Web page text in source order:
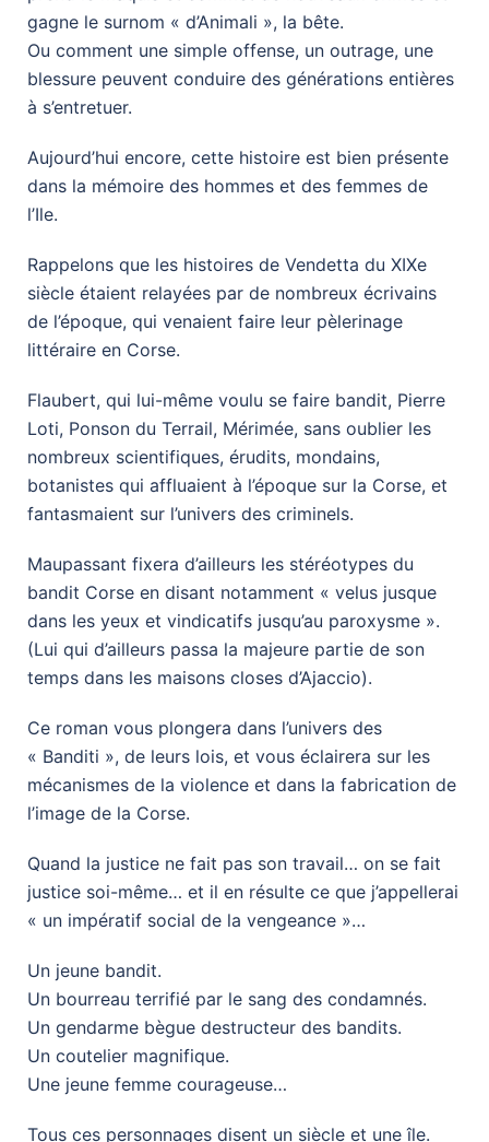
gagne le surnom « d’Animali », la bête.
Ou comment une simple offense, un outrage, une
blessure peuvent conduire des générations entières
à s’entretuer.
Aujourd’hui encore, cette histoire est bien présente
dans la mémoire des hommes et des femmes de
l’Ile.
Rappelons que les histoires de Vendetta du XIXe
siècle étaient relayées par de nombreux écrivains
de l’époque, qui venaient faire leur pèlerinage
littéraire en Corse.
Flaubert, qui lui-même voulu se faire bandit, Pierre
Loti, Ponson du Terrail, Mérimée, sans oublier les
nombreux scientifiques, érudits, mondains,
botanistes qui affluaient à l’époque sur la Corse, et
fantasmaient sur l’univers des criminels.
Maupassant fixera d’ailleurs les stéréotypes du
bandit Corse en disant notamment « velus jusque
dans les yeux et vindicatifs jusqu’au paroxysme ».
(Lui qui d’ailleurs passa la majeure partie de son
temps dans les maisons closes d’Ajaccio).
Ce roman vous plongera dans l’univers des
« Banditi », de leurs lois, et vous éclairera sur les
mécanismes de la violence et dans la fabrication de
l’image de la Corse.
Quand la justice ne fait pas son travail… on se fait
justice soi-même… et il en résulte ce que j’appellerai
« un impératif social de la vengeance »…
Un jeune bandit.
Un bourreau terrifié par le sang des condamnés.
Un gendarme bègue destructeur des bandits.
Un coutelier magnifique.
Une jeune femme courageuse…
Tous ces personnages disent un siècle et une île.